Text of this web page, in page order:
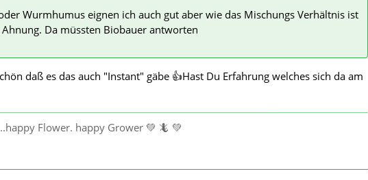
Wurmhumus eignen ich auch gut aber wie das Mischungs Verhältnis ist
Da müssten Biobauer antworten
daß es das auch "Instant" gäbe 👍Hast Du Erfahrung welches sich da am
Flower. happy Grower 💚 🦎 💚